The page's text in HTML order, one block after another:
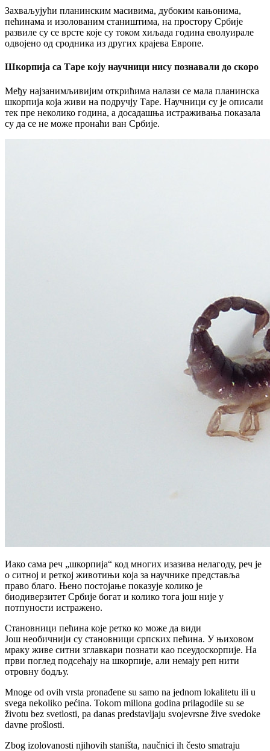
Захваљујући планинским масивима, дубоким кањонима,
пећинама и изолованим стаништима, на простору Србије
развиле су се врсте које су током хиљада година еволуирале
одвојено од сродника из других крајева Европе.
Шкорпија са Таре коју научници нису познавали до скоро
Међу најзанимљивијим открићима налази се мала планинска
шкорпија која живи на подручју Таре. Научници су је описали
тек пре неколико година, а досадашња истраживања показала
су да се не може пронаћи ван Србије.
Иако сама реч „шкорпија“ код многих изазива нелагоду, реч је
о ситној и реткој животињи која за научнике представља
право благо. Њено постојање показује колико је
биодиверзитет Србије богат и колико тога још није у
потпуности истражено.
Становници пећина које ретко ко може да види
Још необичнији су становници српских пећина. У њиховом
мраку живе ситни зглавкари познати као псеудоскорпије. На
први поглед подсећају на шкорпије, али немају реп нити
отровну бодљу.
Mnoge od ovih vrsta pronađene su samo na jednom lokalitetu ili u
svega nekoliko pećina. Tokom miliona godina prilagodile su se
životu bez svetlosti, pa danas predstavljaju svojevrsne žive svedoke
davne prošlosti.
Zbog izolovanosti njihovih staništa, naučnici ih često smatraju